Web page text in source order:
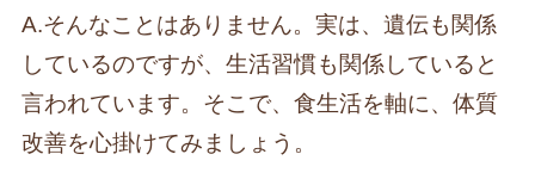
A.そんなことはありません。実は、遺伝も関係
しているのですが、生活習慣も関係していると
言われています。そこで、食生活を軸に、体質
改善を心掛けてみましょう。